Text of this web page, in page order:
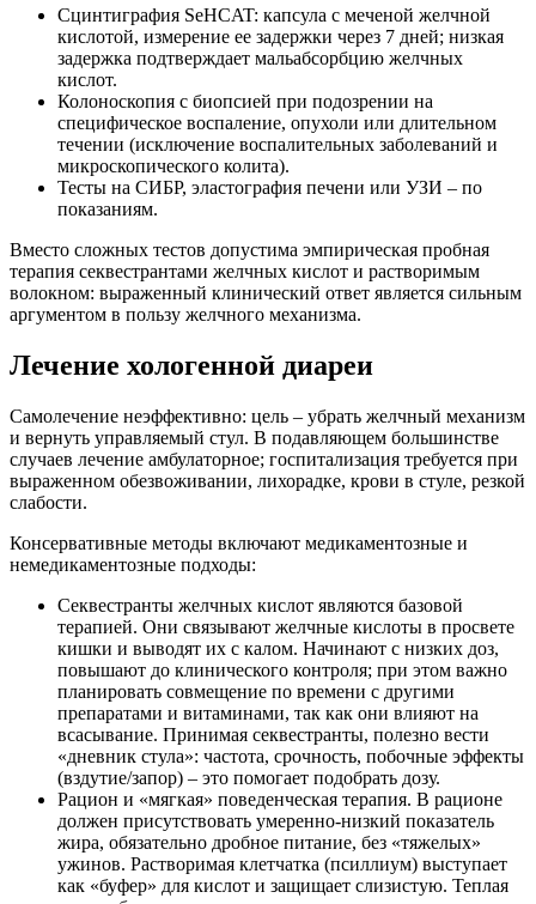
Сцинтиграфия SeHCAT: капсула с меченой желчной
кислотой, измерение ее задержки через 7 дней; низкая
задержка подтверждает мальабсорбцию желчных
кислот.
Колоноскопия с биопсией при подозрении на
специфическое воспаление, опухоли или длительном
течении (исключение воспалительных заболеваний и
микроскопического колита).
Тесты на СИБР, эластография печени или УЗИ – по
показаниям.
Вместо сложных тестов допустима эмпирическая пробная
терапия секвестрантами желчных кислот и растворимым
волокном: выраженный клинический ответ является сильным
аргументом в пользу желчного механизма.
Лечение хологенной диареи
Самолечение неэффективно: цель – убрать желчный механизм
и вернуть управляемый стул. В подавляющем большинстве
случаев лечение амбулаторное; госпитализация требуется при
выраженном обезвоживании, лихорадке, крови в стуле, резкой
слабости.
Консервативные методы включают медикаментозные и
немедикаментозные подходы:
Секвестранты желчных кислот являются базовой
терапией. Они связывают желчные кислоты в просвете
кишки и выводят их с калом. Начинают с низких доз,
повышают до клинического контроля; при этом важно
планировать совмещение по времени с другими
препаратами и витаминами, так как они влияют на
всасывание. Принимая секвестранты, полезно вести
«дневник стула»: частота, срочность, побочные эффекты
(вздутие/запор) – это помогает подобрать дозу.
Рацион и «мягкая» поведенческая терапия. В рационе
должен присутствовать умеренно-низкий показатель
жира, обязательно дробное питание, без «тяжелых»
ужинов. Растворимая клетчатка (псиллиум) выступает
как «буфер» для кислот и защищает слизистую. Теплая